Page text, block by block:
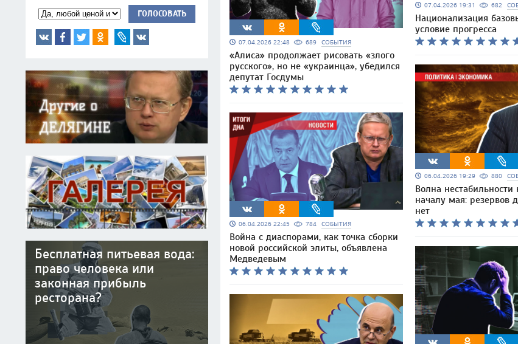
ГОЛОСОВАТЬ
Бесплатная питьевая вода:
право человека или
законная прибыль
ресторана?
07.04.2026 22:48 689 СОБЫТИЯ
«Алиса» продолжает рисовать «злого
русского», но не «украинца», убедился
депутат Госдумы
06.04.2026 22:45 784 СОБЫТИЯ
Война с диаспорами, как точка сборки
новой российской элиты, объявлена
Медведевым
07.04.2026 19:31 682
Национализация
условие прогресса
06.04.2026 19:29 880
Волна нестабильности
началу мая: резервов
нет